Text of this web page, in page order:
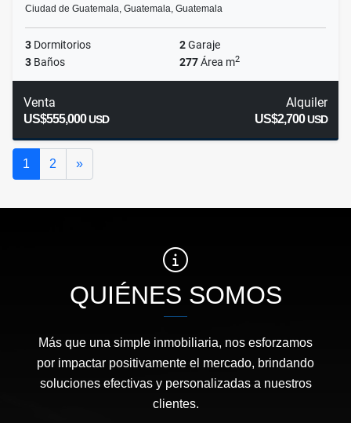
Ciudad de Guatemala, Guatemala, Guatemala
3 Dormitorios 2Garaje
3 Baños 277Área m2
Venta
US$555,000USD
Alquiler
US$2,700USD
1 2 »Siguiente
QUIÉNES SOMOS
Más que una simple inmobiliaria, nos esforzamos
por impactar positivamente el mercado, brindando
soluciones efectivas y personalizadas a nuestros
clientes.